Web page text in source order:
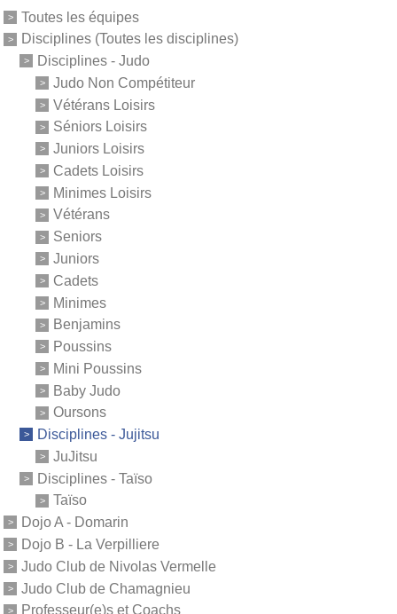
Toutes les équipes
Disciplines (Toutes les disciplines)
Disciplines - Judo
Judo Non Compétiteur
Vétérans Loisirs
Séniors Loisirs
Juniors Loisirs
Cadets Loisirs
Minimes Loisirs
Vétérans
Seniors
Juniors
Cadets
Minimes
Benjamins
Poussins
Mini Poussins
Baby Judo
Oursons
Disciplines - Jujitsu
JuJitsu
Disciplines - Taïso
Taïso
Dojo A - Domarin
Dojo B - La Verpilliere
Judo Club de Nivolas Vermelle
Judo Club de Chamagnieu
Professeur(e)s et Coachs